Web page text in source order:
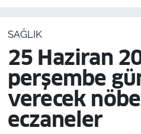
SAĞLIK
25 Haziran
perşembe
verecek
eczaneler
Resmi İlanlar
Son Dakika Haberleri
Haber Arşivi